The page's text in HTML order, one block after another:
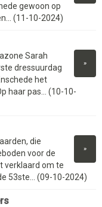
gewoon op
(11-10-2024)
»
Sarah
dressuurdag
het
haar pas... (10-10-
»
die
voor de
verklaard om te
53ste... (09-10-2024)